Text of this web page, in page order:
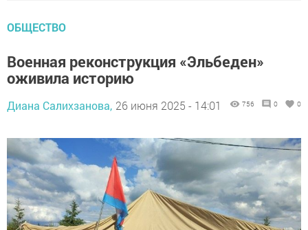
ОБЩЕСТВО
Военная реконструкция «Эльбеден»
оживила историю
Диана Салихзанова, 26 июня 2025 - 14:01 756 0 0